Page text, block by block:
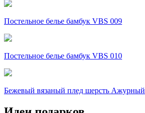
Постельное белье бамбук VBS 009
Постельное белье бамбук VBS 010
Бежевый вязаный плед шерсть Ажурный